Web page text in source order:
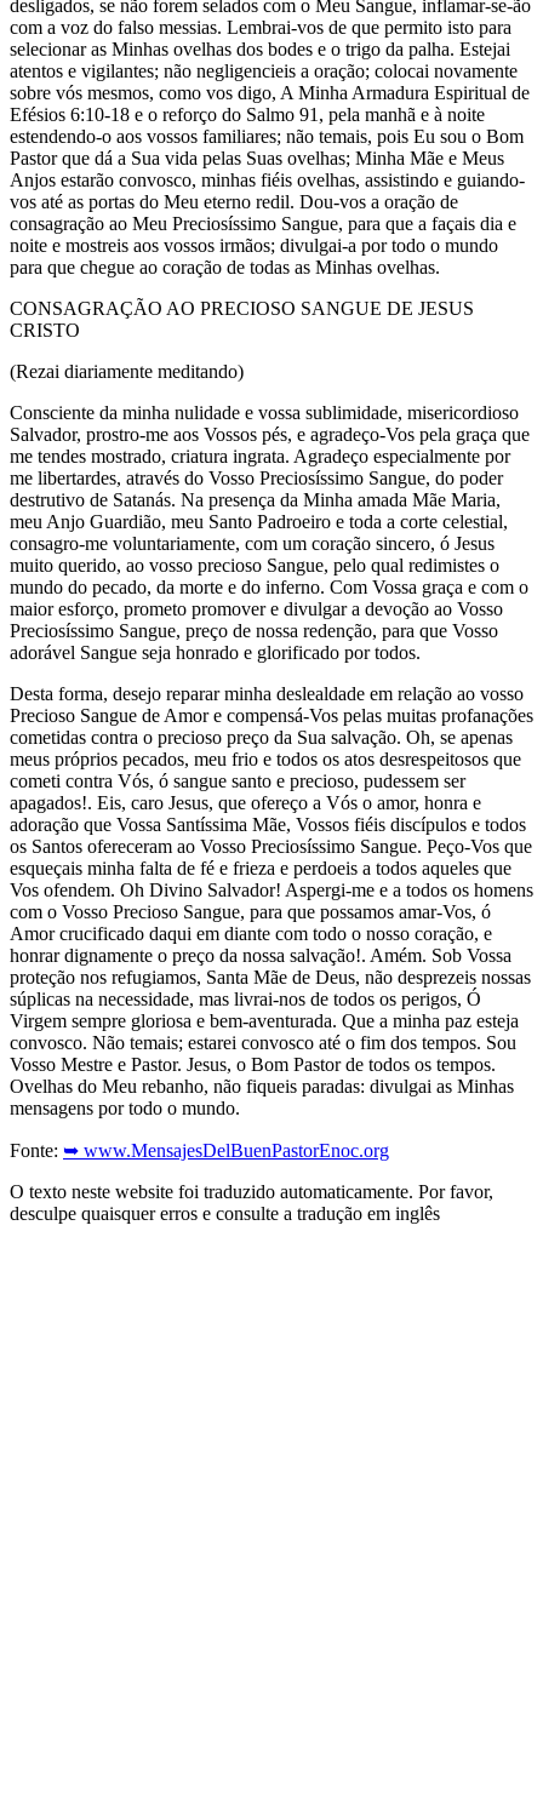
desligados, se não forem selados com o Meu Sangue, inflamar-se-ão
com a voz do falso messias. Lembrai-vos de que permito isto para
selecionar as Minhas ovelhas dos bodes e o trigo da palha. Estejai
atentos e vigilantes; não negligencieis a oração; colocai novamente
sobre vós mesmos, como vos digo, A Minha Armadura Espiritual de
Efésios 6:10-18 e o reforço do Salmo 91, pela manhã e à noite
estendendo-o aos vossos familiares; não temais, pois Eu sou o Bom
Pastor que dá a Sua vida pelas Suas ovelhas; Minha Mãe e Meus
Anjos estarão convosco, minhas fiéis ovelhas, assistindo e guiando-
vos até as portas do Meu eterno redil. Dou-vos a oração de
consagração ao Meu Preciosíssimo Sangue, para que a façais dia e
noite e mostreis aos vossos irmãos; divulgai-a por todo o mundo
para que chegue ao coração de todas as Minhas ovelhas.
CONSAGRAÇÃO AO PRECIOSO SANGUE DE JESUS
CRISTO
(Rezai diariamente meditando)
Consciente da minha nulidade e vossa sublimidade, misericordioso
Salvador, prostro-me aos Vossos pés, e agradeço-Vos pela graça que
me tendes mostrado, criatura ingrata. Agradeço especialmente por
me libertardes, através do Vosso Preciosíssimo Sangue, do poder
destrutivo de Satanás. Na presença da Minha amada Mãe Maria,
meu Anjo Guardião, meu Santo Padroeiro e toda a corte celestial,
consagro-me voluntariamente, com um coração sincero, ó Jesus
muito querido, ao vosso precioso Sangue, pelo qual redimistes o
mundo do pecado, da morte e do inferno. Com Vossa graça e com o
maior esforço, prometo promover e divulgar a devoção ao Vosso
Preciosíssimo Sangue, preço de nossa redenção, para que Vosso
adorável Sangue seja honrado e glorificado por todos.
Desta forma, desejo reparar minha deslealdade em relação ao vosso
Precioso Sangue de Amor e compensá-Vos pelas muitas profanações
cometidas contra o precioso preço da Sua salvação. Oh, se apenas
meus próprios pecados, meu frio e todos os atos desrespeitosos que
cometi contra Vós, ó sangue santo e precioso, pudessem ser
apagados!. Eis, caro Jesus, que ofereço a Vós o amor, honra e
adoração que Vossa Santíssima Mãe, Vossos fiéis discípulos e todos
os Santos ofereceram ao Vosso Preciosíssimo Sangue. Peço-Vos que
esqueçais minha falta de fé e frieza e perdoeis a todos aqueles que
Vos ofendem. Oh Divino Salvador! Aspergi-me e a todos os homens
com o Vosso Precioso Sangue, para que possamos amar-Vos, ó
Amor crucificado daqui em diante com todo o nosso coração, e
honrar dignamente o preço da nossa salvação!. Amém. Sob Vossa
proteção nos refugiamos, Santa Mãe de Deus, não desprezeis nossas
súplicas na necessidade, mas livrai-nos de todos os perigos, Ó
Virgem sempre gloriosa e bem-aventurada. Que a minha paz esteja
convosco. Não temais; estarei convosco até o fim dos tempos. Sou
Vosso Mestre e Pastor. Jesus, o Bom Pastor de todos os tempos.
Ovelhas do Meu rebanho, não fiqueis paradas: divulgai as Minhas
mensagens por todo o mundo.
Fonte: ➥ www.MensajesDelBuenPastorEnoc.org
O texto neste website foi traduzido automaticamente. Por favor,
desculpe quaisquer erros e consulte a tradução em inglês